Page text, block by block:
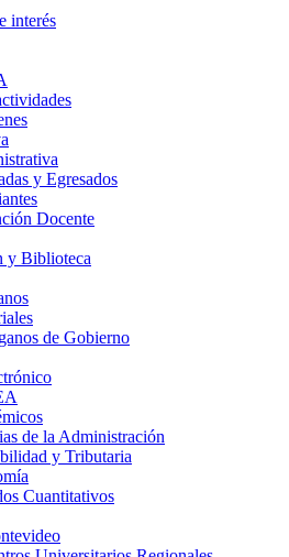
interés
y Egresados
Docente
y Biblioteca
de Gobierno
de la Administración
y Tributaria
Cuantitativos